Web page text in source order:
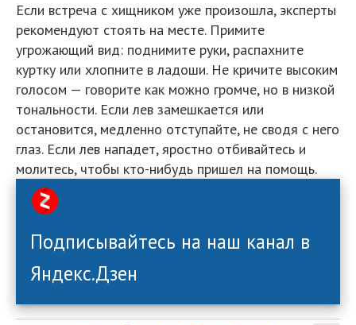
Если встреча с хищником уже произошла, эксперты
рекомендуют стоять на месте. Примите
угрожающий вид: поднимите руки, распахните
куртку или хлопните в ладоши. Не кричите высоким
голосом — говорите как можно громче, но в низкой
тональности. Если лев замешкается или
остановится, медленно отступайте, не сводя с него
глаз. Если лев нападет, яростно отбивайтесь и
молитесь, чтобы кто-нибудь пришел на помощь.
Подписывайтесь на наш канал в
Яндекс.Дзен